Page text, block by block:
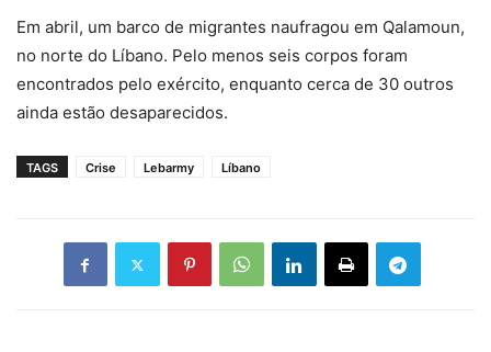
Em abril, um barco de migrantes naufragou em Qalamoun,
no norte do Líbano. Pelo menos seis corpos foram
encontrados pelo exército, enquanto cerca de 30 outros
ainda estão desaparecidos.
TAGS Crise Lebarmy Líbano